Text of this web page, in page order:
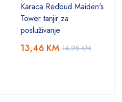
Karaca Redbud Maiden's
Tower tanjir za
posluživanje
14,95KM
13,46 KM